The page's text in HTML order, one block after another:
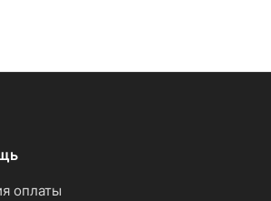
оплаты